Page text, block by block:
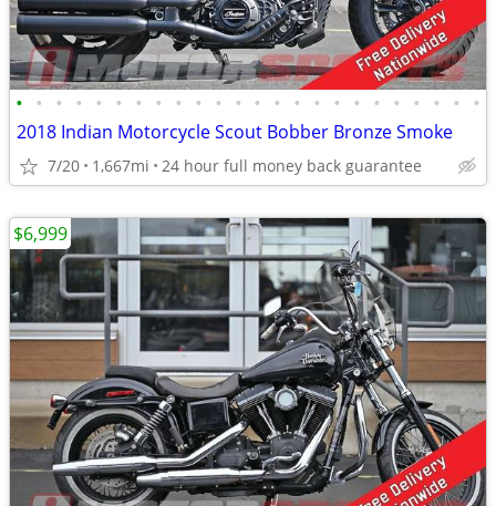
• • • • • • • • • • • • • • • • • • • • • • • •
2018 Indian Motorcycle Scout Bobber Bronze Smoke
7/20 1,667mi 24 hour full money back guarantee
$6,999